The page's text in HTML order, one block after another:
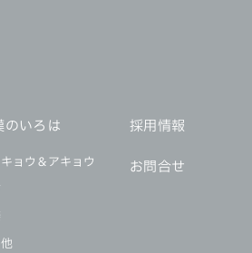
のいろは
ョウ＆アキョウ
採用情報
お問合せ